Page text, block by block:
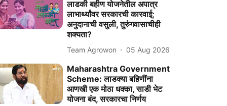
लाडकी बहीण योजनेतील अपात्र
लाभार्थ्यांवर सरकारची कारवाई;
अनुदानाची वसुली, तुरुंगवासाचीही
शक्यता?
Team Agrowon 05 Aug 2026
Maharashtra Government
Scheme: लाडक्या बहिणींना
आणखी एक मोठा धक्का, साडी भेट
योजना बंद, सरकारचा निर्णय